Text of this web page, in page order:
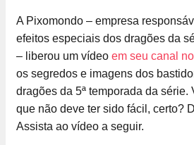
A Pixomondo – empresa
efeitos especiais dos dragões da
– liberou um vídeo em seu canal
os segredos e imagens dos
dragões da 5ª temporada da série.
que não deve ter sido fácil, certo?
Assista ao vídeo a seguir.